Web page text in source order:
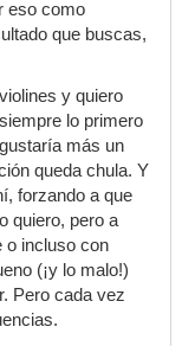
eso como
que buscas,
y quiero
lo primero
más un
queda chula. Y
forzando a que
quiero, pero a
o incluso con
(¡y lo malo!)
Pero cada vez